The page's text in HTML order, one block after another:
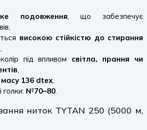
подовження, що забезпечує
високою стійкістю до стирання
під впливом світла, прання чи
,
масу 136 dtex,
№70–80.
ниток TYTAN 250 (5000 м,